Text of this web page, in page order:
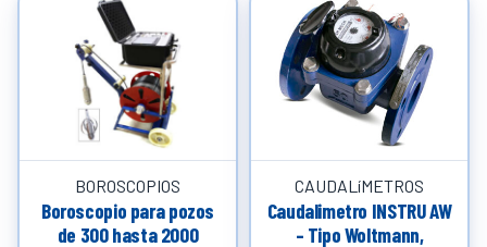
BOROSCOPIOS
Boroscopio para pozos
de 300 hasta 2000
CAUDALíMETROS
Caudalimetro INSTRU AW
– Tipo Woltmann,